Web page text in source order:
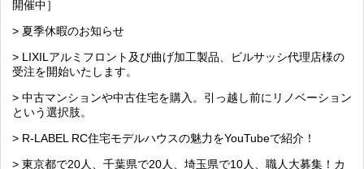
開催中］
> 夏季休暇のお知らせ
> LIXILアルミフロント及び曲げ加工製品、ビルサッシ代理店様の
受注を開始いたします。
> 中古マンションや中古住宅を購入。引っ越し前にリノベーション
という選択肢。
> R-LABEL RC住宅モデルハウスの魅力をYouTubeで紹介！
> 東京都で20人、千葉県で20人、埼玉県で10人、職人大募集！カ